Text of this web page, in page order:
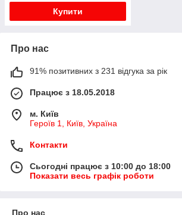
Купити
Про нас
91% позитивних з 231 відгука за рік
Працює з 18.05.2018
м. Київ
Героїв 1, Київ, Україна
Контакти
Сьогодні працює з 10:00 до 18:00
Показати весь графік роботи
Про нас